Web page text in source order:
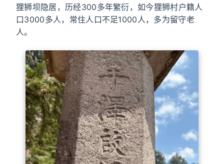
狸狮坝隐居，历经300多年繁衍，如今狸狮村户籍人
口3000多人，常住人口不足1000人，多为留守老
人。